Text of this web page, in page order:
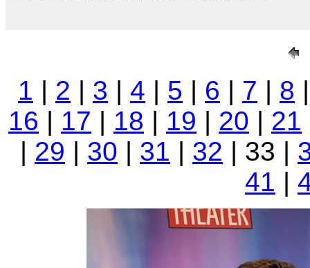
1 | 2 | 3 | 4 | 5 | 6 | 7 | 8
16 | 17 | 18 | 19 | 20 | 21
| 29 | 30 | 31 | 32 | 33 |
41 |